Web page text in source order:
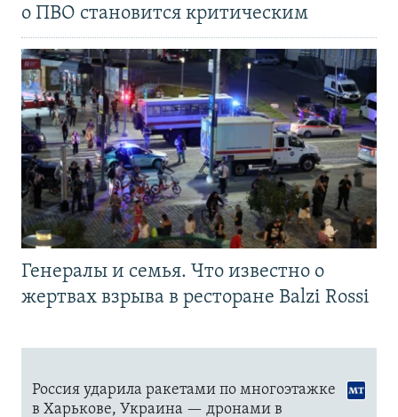
о ПВО становится критическим
Генералы и семья. Что известно о
жертвах взрыва в ресторане Balzi Rossi